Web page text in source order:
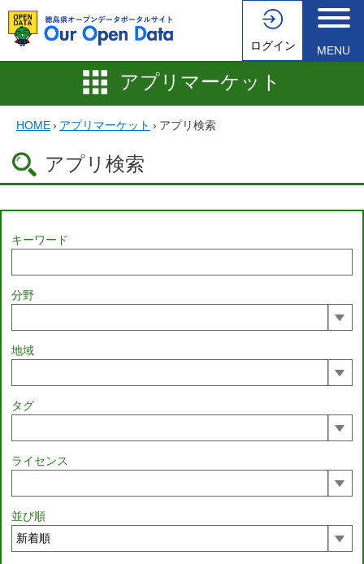
ログイン MENU
アプリマーケット
HOME› アプリマーケット › アプリ検索
アプリ検索
キーワード
分野
地域
タグ
ライセンス
並び順